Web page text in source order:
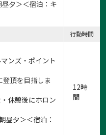
夕＞＜宿泊：キ
行動時間
ンズ・ポイント
頂を目指しま
休憩後にホロン
昼夕＞＜宿泊：
12時
間